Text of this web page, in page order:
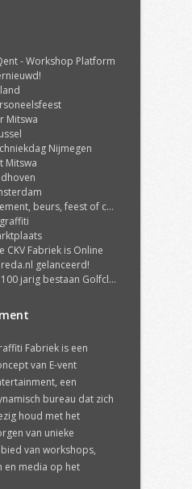
- Workshop Platform
Mitswa
Nijmegen
Mitswa
echte ervaring met onze DigiSpray Digitale Graffiti Wall!
CKV Fabriek is Online
gelanceerd!
bestaan Golfclub Hilversum
Fabriek is een
van E-vent
een
bureau dat zich
houd met het
van unieke
van workshops,
en media op het